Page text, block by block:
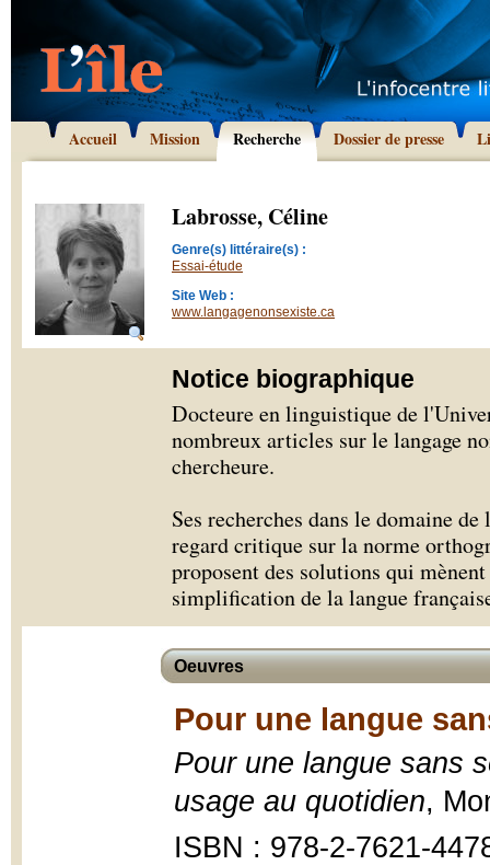
Accueil Mission Recherche Dossier de presse
Labrosse, Céline
Genre(s) littéraire(s) :
Essai-étude
Site Web :
www.langagenonsexiste.ca
Notice biographique
Docteure en linguistique de
nombreux articles sur le langage
chercheure.
Ses recherches dans le domaine
regard critique sur la norme
proposent des solutions qui
simplification de la langue
Oeuvres
Pour une langue
Pour une langue sans
usage au quotidien,
ISBN : 978-2-7621-